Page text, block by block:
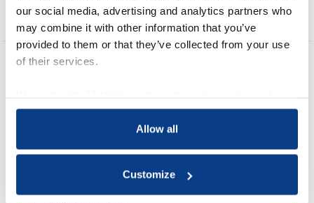
our social media, advertising and analytics partners who
may combine it with other information that you’ve
provided to them or that they’ve collected from your use
of their services.
process your information.
Allow all
Customize
Geen aanvullende certificeringen